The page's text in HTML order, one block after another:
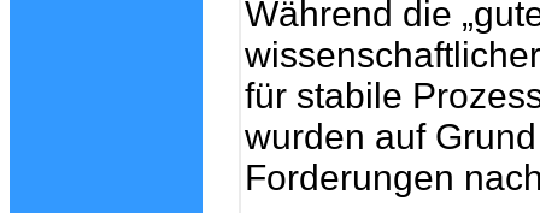
Während die
für stabile
wurden auf
Forderungen